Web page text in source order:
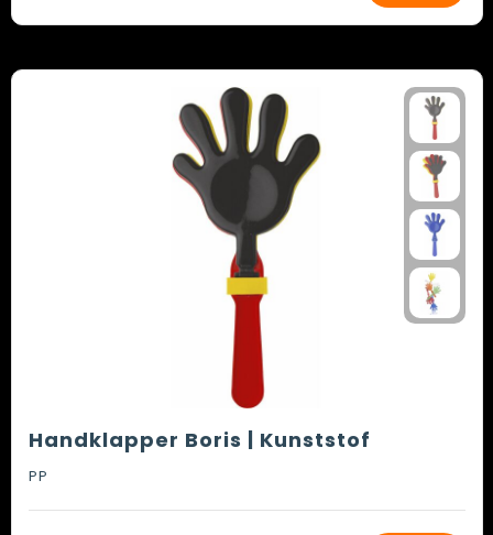
Handklapper Boris | Kunststof
PP